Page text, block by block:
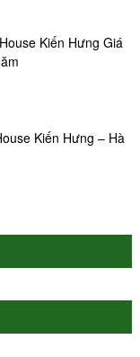
Kiến Hưng Giá
Kiến Hưng – Hà